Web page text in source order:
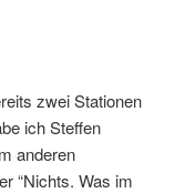
zwei Stationen
ich Steffen
anderen
“Nichts. Was im